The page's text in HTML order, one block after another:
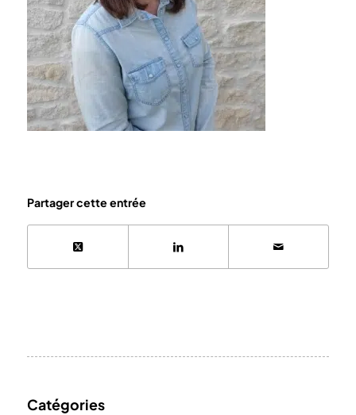
Partager cette entrée
Catégories